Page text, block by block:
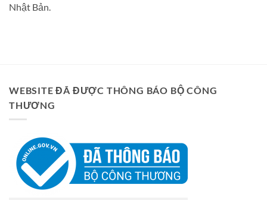
Nhật Bản.
WEBSITE ĐÃ ĐƯỢC THÔNG BÁO BỘ CÔNG
THƯƠNG